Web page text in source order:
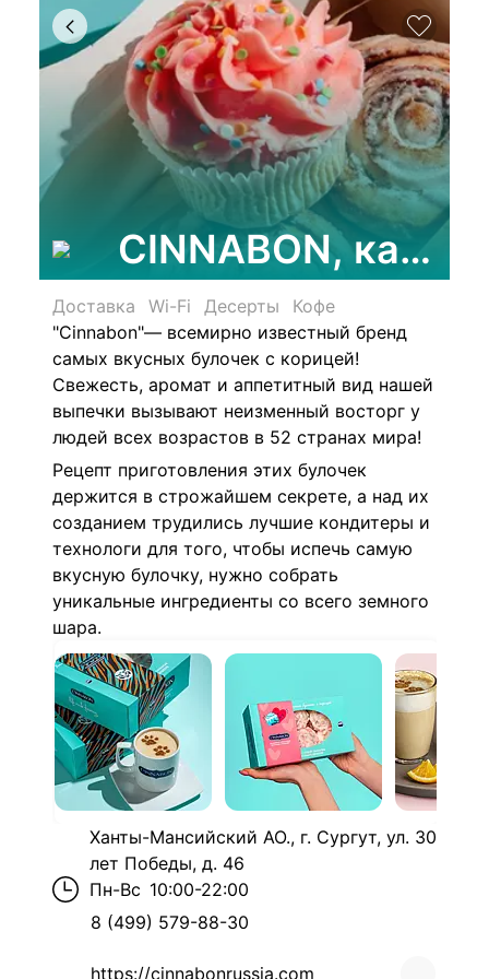
CINNABON, кафе-
Доставка Wi-Fi Десерты
Кофе
"Cinnabon"— всемирно известный бренд
самых вкусных булочек с корицей!
Свежесть, аромат и аппетитный вид нашей
выпечки вызывают неизменный восторг у
людей всех возрастов в 52 странах мира!
Рецепт приготовления этих булочек
держится в строжайшем секрете, а над их
созданием трудились лучшие кондитеры и
технологи для того, чтобы испечь самую
вкусную булочку, нужно собрать
уникальные ингредиенты со всего земного
шара.
Ханты-Мансийский АО., г. Сургут, ул. 30
лет Победы, д. 46
Пн-Вс 10:00-22:00
8 (499) 579-88-30
https://cinnabonrussia.com